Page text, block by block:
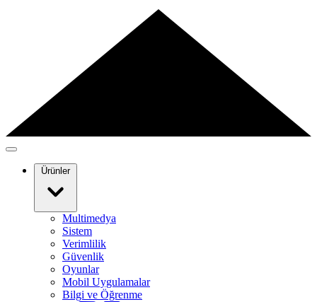
Ürünler
Multimedya
Sistem
Verimlilik
Güvenlik
Oyunlar
Mobil Uygulamalar
Bilgi ve Öğrenme